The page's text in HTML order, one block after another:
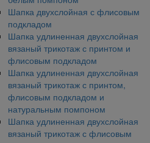
Шапка двухслойная с флисовым
подкладом
Шапка удлиненная двухслойная
вязаный трикотаж с принтом и
флисовым подкладом
Шапка удлиненная двухслойная
вязаный трикотаж с принтом,
флисовым подкладом и
натуральным помпоном
Шапка удлиненная двухслойная
вязаный трикотаж с флисовым